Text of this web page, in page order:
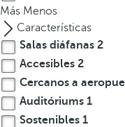
e
c
h
a
h
a
c
Más Menos
Características
Salas diáfanas 2
Accesibles 2
Cercanos a
Auditóriums 1
Sostenibles 1